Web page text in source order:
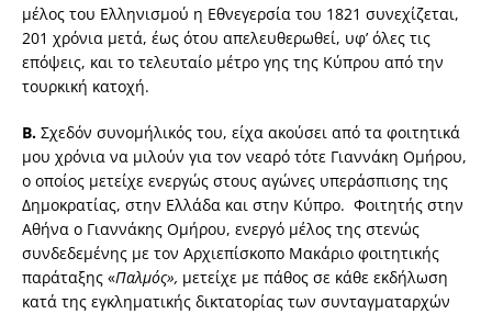
μέλος του Ελληνισμού η Εθνεγερσία του 1821 συνεχίζεται,
201 χρόνια μετά, έως ότου απελευθερωθεί, υφ’ όλες τις
επόψεις, και το τελευταίο μέτρο γης της Κύπρου από την
τουρκική κατοχή.
Β. Σχεδόν συνομήλικός του, είχα ακούσει από τα φοιτητικά
μου χρόνια να μιλούν για τον νεαρό τότε Γιαννάκη Ομήρου,
ο οποίος μετείχε ενεργώς στους αγώνες υπεράσπισης της
Δημοκρατίας, στην Ελλάδα και στην Κύπρο. Φοιτητής στην
Αθήνα ο Γιαννάκης Ομήρου, ενεργό μέλος της στενώς
συνδεδεμένης με τον Αρχιεπίσκοπο Μακάριο φοιτητικής
παράταξης «Παλμός», μετείχε με πάθος σε κάθε εκδήλωση
κατά της εγκληματικής δικτατορίας των συνταγματαρχών